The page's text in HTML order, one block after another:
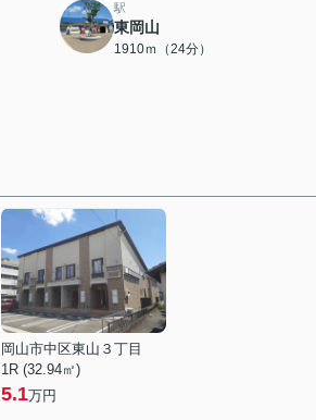
駅
東岡山
1910ｍ（24分）
岡山市中区東山３丁目
1R (32.94㎡)
5.1万円